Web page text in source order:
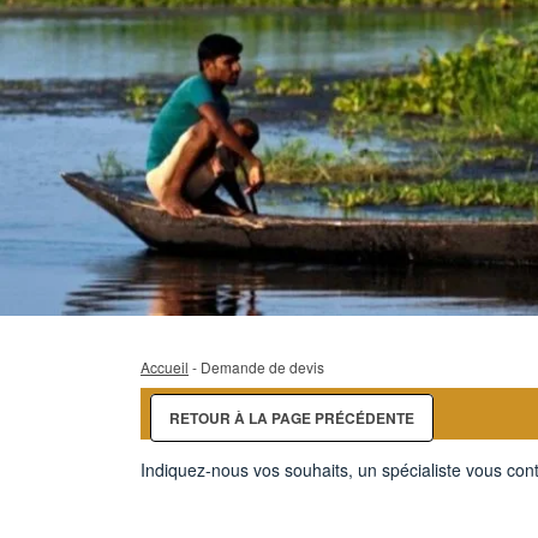
Accueil - Demande de devis
RETOUR À LA PAGE PRÉCÉDENTE
Indiquez-nous vos souhaits, un spécialiste vous